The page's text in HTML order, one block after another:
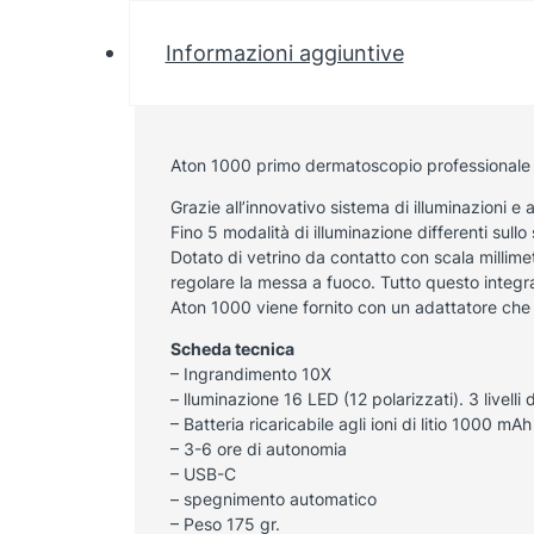
Informazioni aggiuntive
Aton 1000 primo dermatoscopio
Grazie all’innovativo sistema di illuminazioni
Fino 5 modalità di illuminazione differenti
Dotato di vetrino da contatto con scala
regolare la messa a fuoco. Tutto questo
Aton 1000 viene fornito con un adattatore
Scheda tecnica
– Ingrandimento 10X
– lluminazione 16 LED (12 polarizzati). 3
– Batteria ricaricabile agli ioni di litio 1000 mAh
– 3-6 ore di autonomia
– USB-C
– spegnimento automatico
– Peso 175 gr.